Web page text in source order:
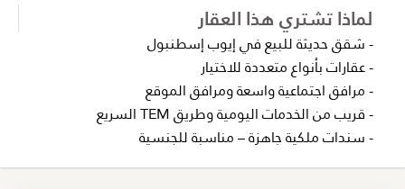
لماذا تشتري هذا العقار
- شقق حديثة للبيع في إيوب إسطنبول
- عقارات بأنواع متعددة للاختيار
- مرافق اجتماعية واسعة ومرافق الموقع
- قريب من الخدمات اليومية وطريق TEM السريع
- سندات ملكية جاهزة – مناسبة للجنسية